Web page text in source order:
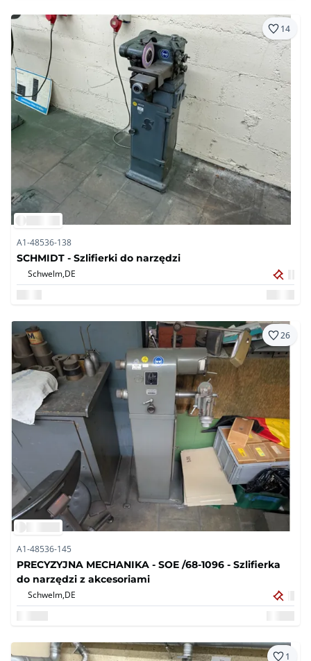
14
A1-48536-138
SCHMIDT - Szlifierki do narzędzi
Schwelm,DE
26
A1-48536-145
PRECYZYJNA MECHANIKA - SOE /68-1096 - Szlifierka
do narzędzi z akcesoriami
Schwelm,DE
1